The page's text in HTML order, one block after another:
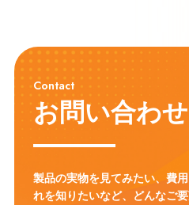
LMS『GLEXA』for Academic を
の感想文・要約文をAIが自動添削
能」を新搭載【チエルネクサス株式
Tennoz Isle 2026」における 中
ステージを担当
株価情報
2018.05.11 IRニュース
IRニュース
2018.05.01 IRニュース
適時開示情報
Contact
お問い合わせ
製品の実物を見てみたい、費
れを知りたいなど、
どんなご